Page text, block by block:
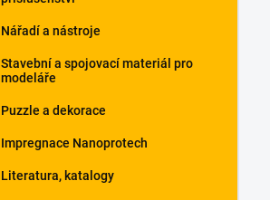
Nářadí a nástroje
Stavební a spojovací materiál pro
modeláře
Puzzle a dekorace
Impregnace Nanoprotech
Literatura, katalogy